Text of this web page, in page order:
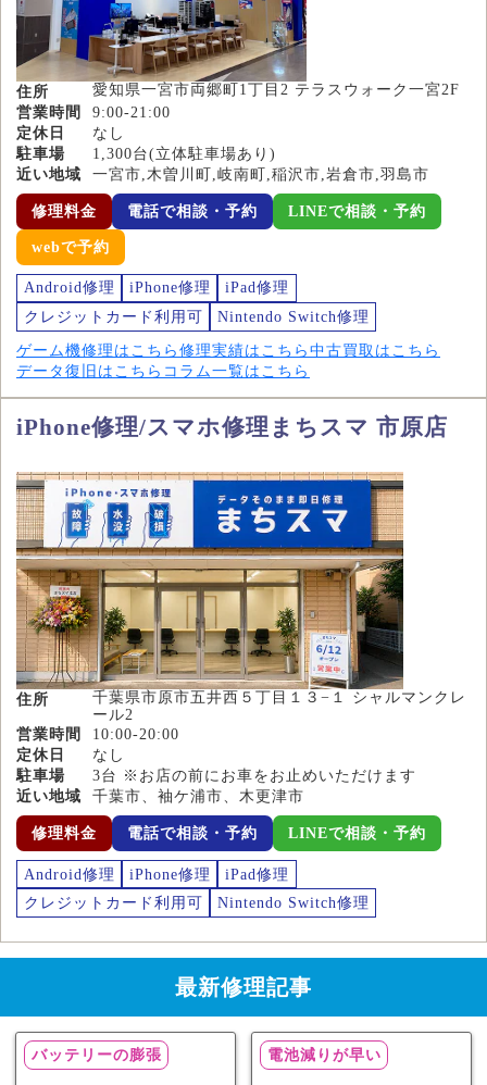
住所
愛知県一宮市両郷町1丁目2 テラスウォーク一宮2F
営業時間
9:00-21:00
定休日
なし
駐車場
1,300台(立体駐車場あり)
近い地域
一宮市,木曽川町,岐南町,稲沢市,岩倉市,羽島市
修理料金 電話で相談・予約 LINEで相談・予約
webで予約
Android修理 iPhone修理
iPad修理
クレジットカード利用可
Nintendo Switch修理
ゲーム機修理はこちら 修理実績はこちら 中古買取はこちら
データ復旧はこちら コラム一覧はこちら
iPhone修理/スマホ修理まちスマ 市原店
住所
千葉県市原市五井西５丁目１３−１ シャルマンクレ
ール2
営業時間
10:00-20:00
定休日
なし
駐車場
3台 ※お店の前にお車をお止めいただけます
近い地域
千葉市、袖ケ浦市、木更津市
修理料金 電話で相談・予約 LINEで相談・予約
Android修理 iPhone修理
iPad修理
クレジットカード利用可
Nintendo Switch修理
最新修理記事
バッテリーの膨張 電池減りが早い